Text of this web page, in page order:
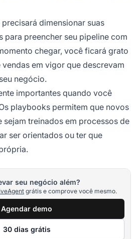
dimensionar suas
para preencher seu pipeline com
chegar, você ficará grato
em vigor que descrevam
negócio.
importantes quando você
playbooks permitem que novos
sejam treinados em processos de
ser orientados ou ter que
seu negócio além?
grátis e comprove você mesmo.
Agendar demo
30 dias grátis